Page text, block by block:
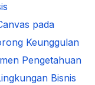
pada
Keunggulan
Pengetahuan
Bisnis